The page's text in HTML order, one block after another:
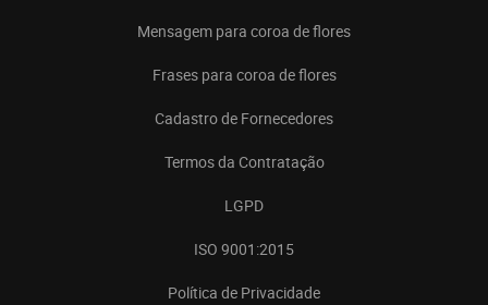
Mensagem para coroa de flores
Frases para coroa de flores
Cadastro de Fornecedores
Termos da Contratação
LGPD
ISO 9001:2015
Política de Privacidade